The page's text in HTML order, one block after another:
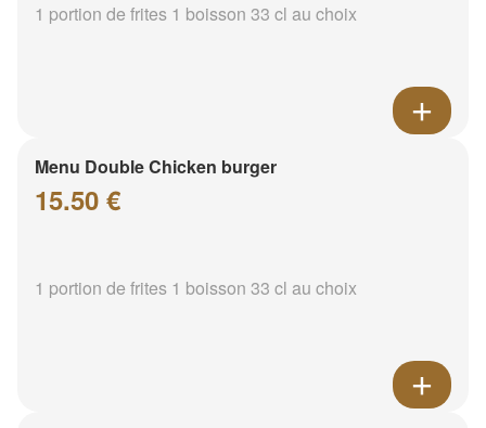
1 portion de frites 1 boisson 33 cl au choix
Menu Double Chicken burger
15.50 €
1 portion de frites 1 boisson 33 cl au choix